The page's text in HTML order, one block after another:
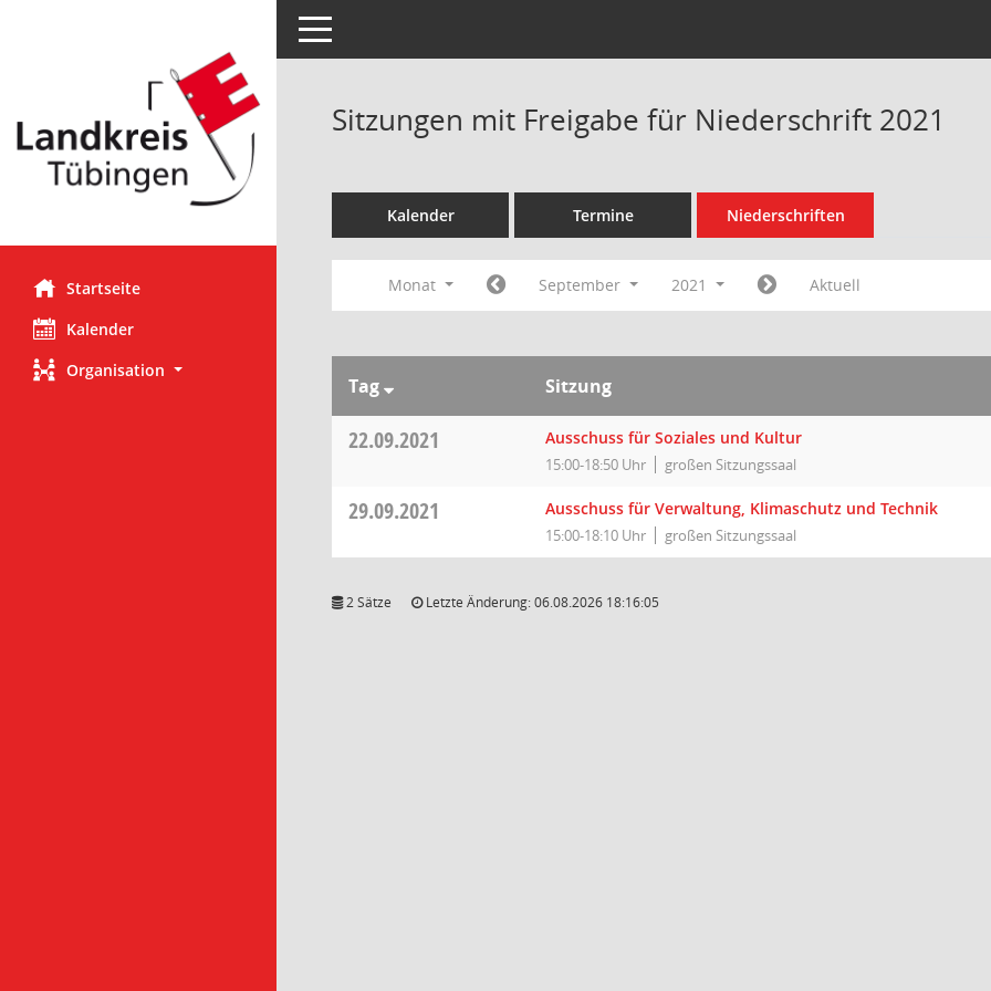
Startseite
Kalender
Organisation
Toggle navigation
Sitzungen mit Freigabe für Niederschrift 2021
Kalender Termine Niederschriften
Monat September 2021 Aktuell
Tag Sitzung
22.09.2021 Ausschuss für Soziales und Kultur
15:00-18:50 Uhr großen Sitzungssaal
29.09.2021 Ausschuss für Verwaltung, Klimaschutz und Technik
15:00-18:10 Uhr großen Sitzungssaal
2 Sätze Letzte Änderung: 06.08.2026 18:16:05